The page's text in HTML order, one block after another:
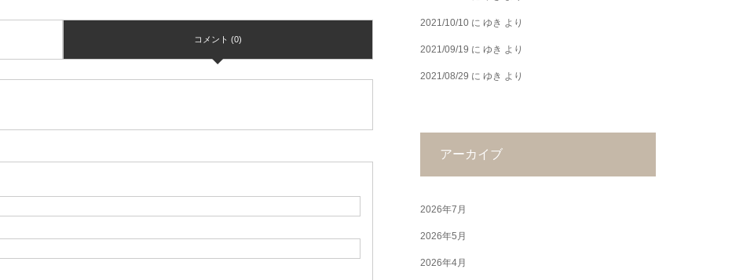
コメント (0)
2021/10/10 に ゆき より
2021/09/19 に ゆき より
2021/08/29 に ゆき より
アーカイブ
2026年7月
2026年5月
2026年4月